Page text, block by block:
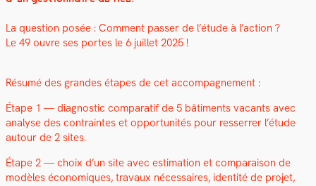
La ques­tion posée : Com­ment pass­er de l’étude à l’action ?
Le 49 ouvre ses portes le 6 juil­let 2025 !
Résumé des grandes étapes de cet accom­pa­g­ne­ment :
Étape 1 — diag­nos­tic com­para­tif de 5 bâti­ments vacants avec
analyse des con­traintes et oppor­tu­nités pour resser­rer l’étude
autour de 2 sites.
Étape 2 — choix d’un site avec esti­ma­tion et com­para­i­son de
mod­èles économiques, travaux néces­saires, iden­tité de pro­jet,